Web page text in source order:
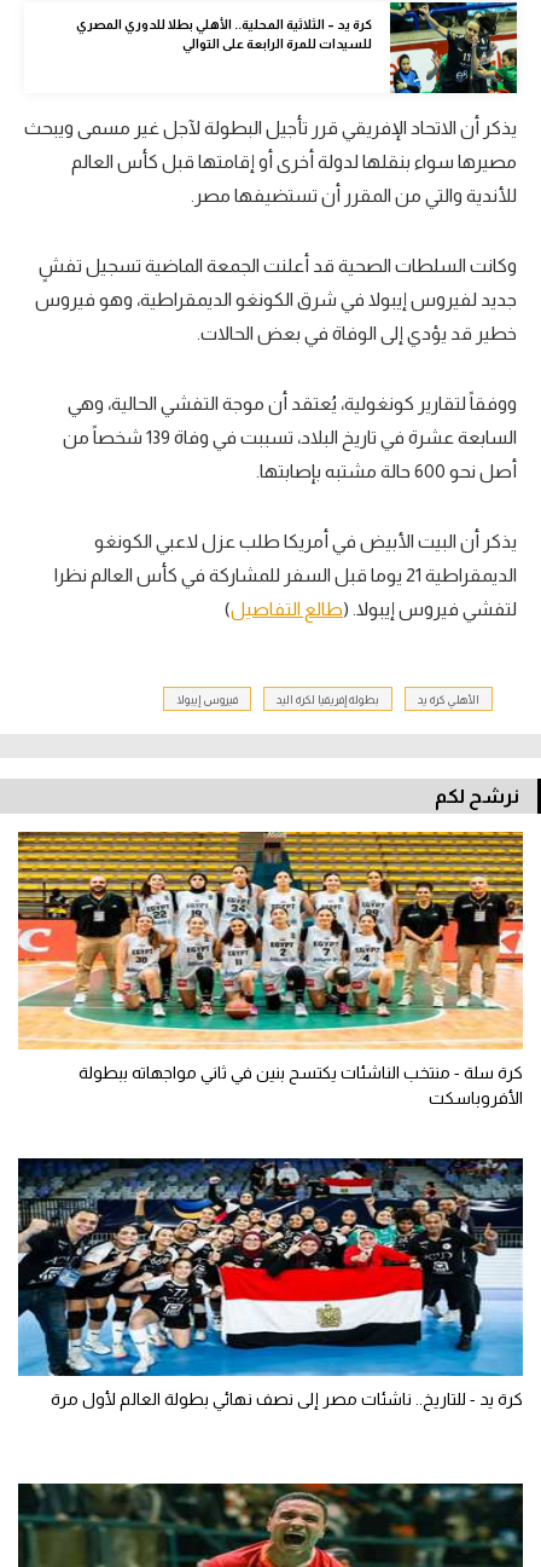
حكايات في الجول
كويز في الجول
فيديو في الجول
كرة يد – الثلاثية المحلية.. الأهلي بطلا للدوري المصري
للسيدات للمرة الرابعة على التوالي
يذكر أن الاتحاد الإفريقي قرر تأجيل البطولة لآجل غير مسمى ويبحث
مصيرها سواء بنقلها لدولة أخرى أو إقامتها قبل كأس العالم
للأندية والتي من المقرر أن تستضيفها مصر.
وكانت السلطات الصحية قد أعلنت الجمعة الماضية تسجيل تفشٍ
جديد لفيروس إيبولا في شرق الكونغو الديمقراطية، وهو فيروس
خطير قد يؤدي إلى الوفاة في بعض الحالات.
ووفقاً لتقارير كونغولية، يُعتقد أن موجة التفشي الحالية، وهي
السابعة عشرة في تاريخ البلاد، تسببت في وفاة 139 شخصاً من
أصل نحو 600 حالة مشتبه بإصابتها.
يذكر أن البيت الأبيض في أمريكا طلب عزل لاعبي الكونغو
الديمقراطية 21 يوما قبل السفر للمشاركة في كأس العالم نظرا
لتفشي فيروس إيبولا. (طالع التفاصيل)
الأهلي كرة يد بطولة إفريقيا لكرة اليد فيروس إيبولا
نرشح لكم
كرة سلة - منتخب الناشئات يكتسح بنين في ثاني مواجهاته ببطولة
الأفروباسكت
كرة يد - للتاريخ.. ناشئات مصر إلى نصف نهائي بطولة العالم لأول مرة